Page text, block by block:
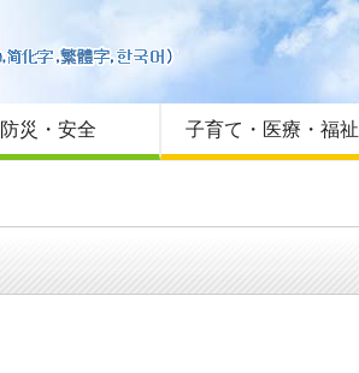
はじめての方へ
Foreign language
サイトマップ
防災・安全 子育て・医療・福祉